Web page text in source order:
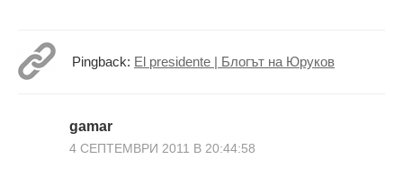
Pingback: El presidente | Блогът на Юруков
gamar
4 СЕПТЕМВРИ 2011 В 20:44:58